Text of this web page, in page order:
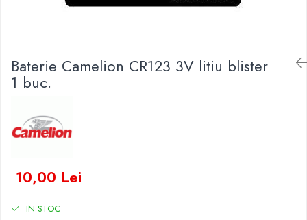
Lampi
Kit-uri vlogging
Convertoare tensiune
Ventilatoare
Baterie Camelion CR123 3V litiu blister
1 buc.
10,00 Lei
IN STOC